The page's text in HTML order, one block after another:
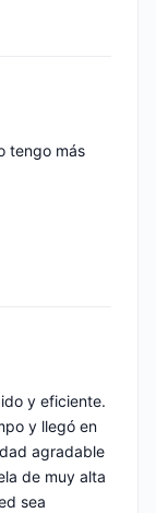
tengo más
y eficiente.
y llegó en
agradable
de muy alta
sea